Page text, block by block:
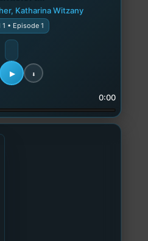
Katharina Witzany
• Episode 1
0:00